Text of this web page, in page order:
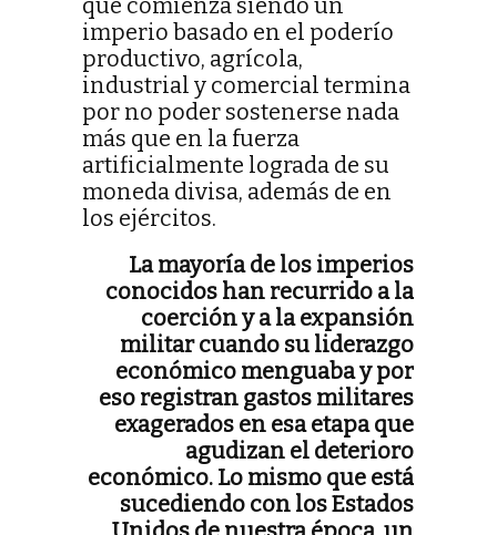
que comienza siendo un
imperio basado en el poderío
productivo, agrícola,
industrial y comercial termina
por no poder sostenerse nada
más que en la fuerza
artificialmente lograda de su
moneda divisa, además de en
los ejércitos.
La mayoría de los imperios
conocidos han recurrido a la
coerción y a la expansión
militar cuando su liderazgo
económico menguaba y por
eso registran gastos militares
exagerados en esa etapa que
agudizan el deterioro
económico. Lo mismo que está
sucediendo con los Estados